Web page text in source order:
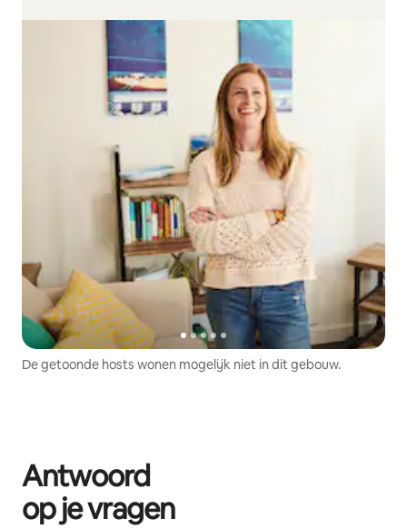
De getoonde hosts wonen mogelijk niet in dit gebouw.
Antwoord
op je vragen